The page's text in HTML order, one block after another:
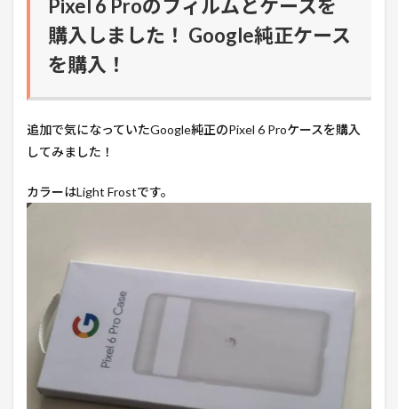
Pixel 6 Proのフィルムとケースを
購入しました！ Google純正ケース
を購入！
追加で気になっていたGoogle純正のPixel 6 Proケースを購入
してみました！
カラーはLight Frostです。